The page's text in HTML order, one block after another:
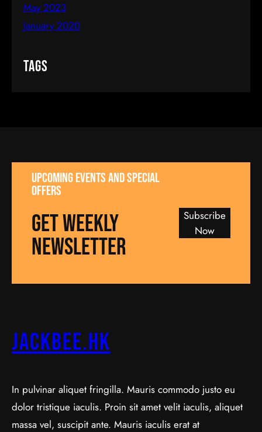
May 2023
January 2020
Tags
UPCOMING EVENTS AND SPECIAL
OFFERS
GET WEEKLY
NEWSLETTER
Subscribe
Now
jackbee.hk
In pulvinar aliquet fringilla. Mauris commodo justo eu
dolor tristique iaculis. Proin sit amet velit iaculis, aliquet
massa vel, suscipit ante. Mauris iaculis erat at